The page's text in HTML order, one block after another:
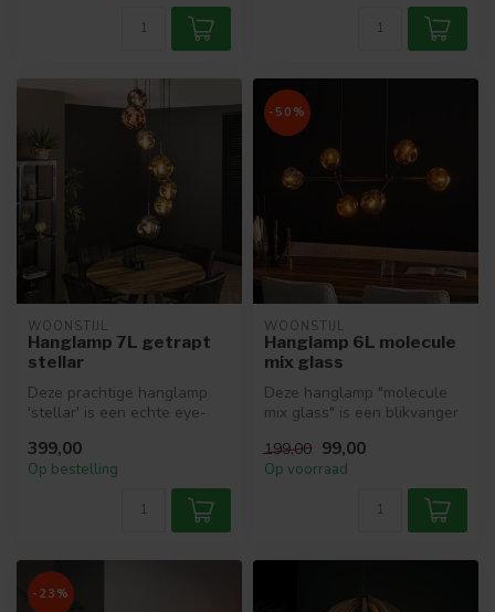
WOONSTIJL
Hanglamp 7L getrapt
stellar
Deze prachtige hanglamp
'stellar' is een echte eye-
uitgevoer...
399,00
Op bestelling
-50%
WOONSTIJL
Hanglamp 6L molecule
mix glass
Deze hanglamp "molecule
mix glass" is een blikvanger
199,00 99,00
Op voorraad
-23%